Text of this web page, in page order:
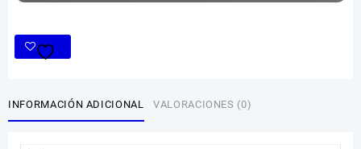
Led
418
cantidad
INFORMACIÓN ADICIONAL VALORACIONES (0)